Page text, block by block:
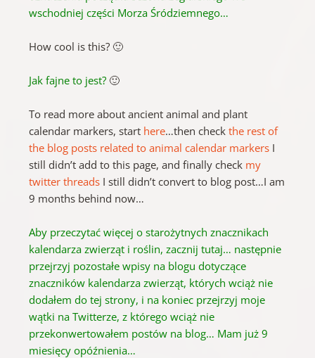
wschodniej części Morza Śródziemnego…
How cool is this? 🙂
Jak fajne to jest? 🙂
To read more about ancient animal and plant
calendar markers, start here…then checkthe rest of
the blog posts related to animal calendar markers I
still didn’t add to this page, and finally check my
twitter threads I still didn’t convert to blog post…I am
9 months behind now…
Aby przeczytać więcej o starożytnych znacznikach
kalendarza zwierząt i roślin, zacznij tutaj… następnie
przejrzyj pozostałe wpisy na blogu dotyczące
znaczników kalendarza zwierząt, których wciąż nie
dodałem do tej strony, i na koniec przejrzyj moje
wątki na Twitterze, z którego wciąż nie
przekonwertowałem postów na blog… Mam już 9
miesięcy opóźnienia…